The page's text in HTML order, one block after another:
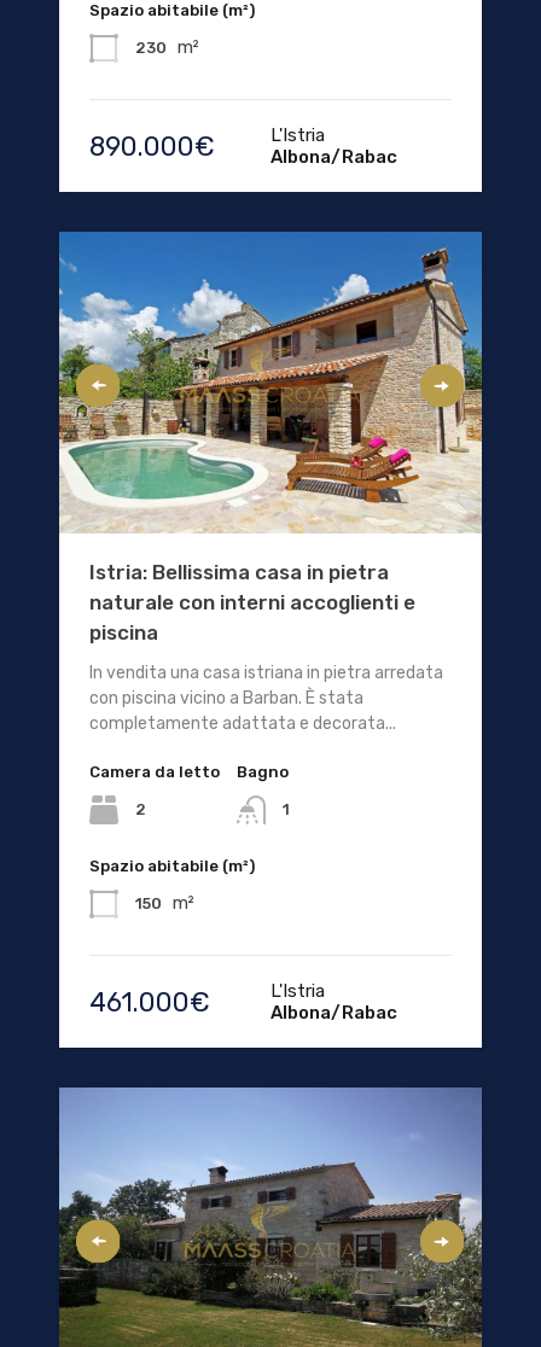
Spazio abitabile (m²)
230 m²
890.000€
L'Istria
Albona/Rabac
Istria: Bellissima casa in pietra
naturale con interni accoglienti e
piscina
In vendita una casa istriana in pietra arredata
con piscina vicino a Barban. È stata
completamente adattata e decorata...
Camera da letto
2
Bagno
1
Spazio abitabile (m²)
150 m²
461.000€
L'Istria
Albona/Rabac